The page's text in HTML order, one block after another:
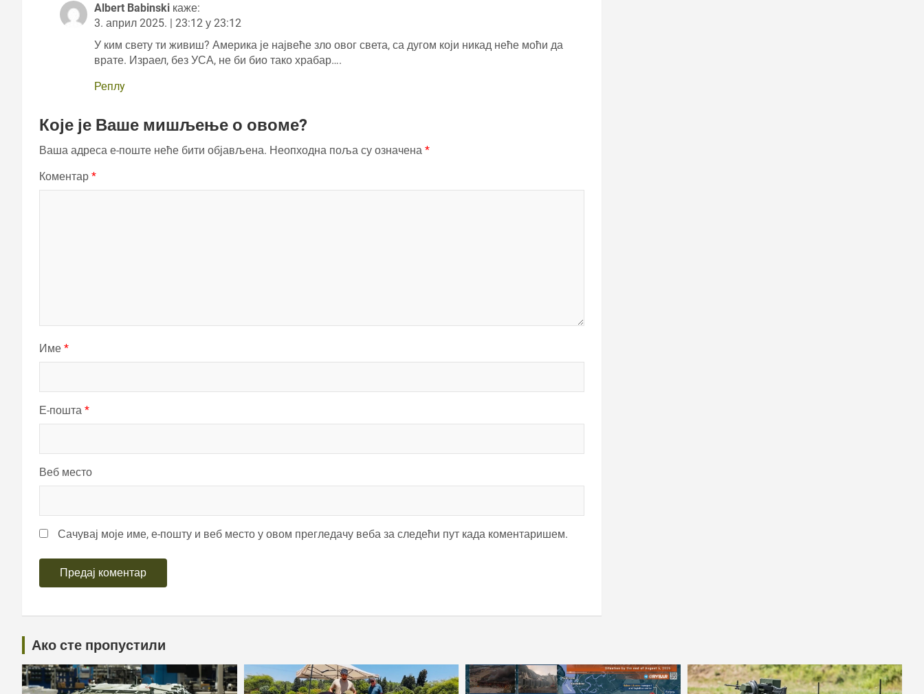
Albert Babinski каже:
3. април 2025. | 23:12 у 23:12
У ким свету ти живиш? Америка је највеће зло овог света, са дугом који никад неће моћи да
врате. Израел, без УСА, не би био тако храбар….
Реплy
Које је Ваше мишљење о овоме?
Ваша адреса е-поште неће бити објављена. Неопходна поља су означена *
Коментар *
Име *
Е-пошта *
Веб место
Сачувај моје име, е-пошту и веб место у овом прегледачу веба за следећи пут када коментаришем.
Ако сте пропустили